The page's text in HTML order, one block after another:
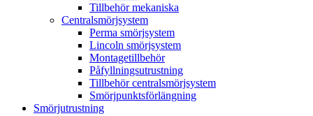
Tillbehör mekaniska
Centralsmörjsystem
Perma smörjsystem
Lincoln smörjsystem
Montagetillbehör
Påfyllningsutrustning
Tillbehör centralsmörjsystem
Smörjpunktsförlängning
Smörjutrustning